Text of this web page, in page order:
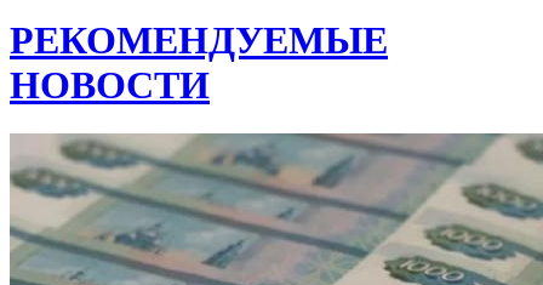
РЕКОМЕНДУЕМЫЕ
НОВОСТИ